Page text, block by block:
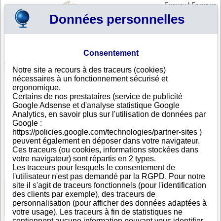
English|Français
Votre panier est vide
Soudan > Toutes villes >Khartoum
HI CLASS IMPORTS, Khartoum
FICHE ENTREPRISE
Dénomination HI CLASS IMPORTS
Adresse
New Extension, Flat 2, Plot 36 Street No. 15
Ville
Khartoum
Pays
Soudan
Type
d'adresse
Adresse unique
DUNS®
Number
36-------
Voir les informations disponibles
Données personnelles
Consentement
Notre site a recours à des traceurs (cookies)
nécessaires à un fonctionnement sécurisé et
ergonomique.
Certains de nos prestataires (service de publicité
Google Adsense et d'analyse statistique Google
Analytics, en savoir plus sur l'utilisation de données par
Google :
https://policies.google.com/technologies/partner-sites )
peuvent également en déposer dans votre navigateur.
Ces traceurs (ou cookies, informations stockées dans
votre navigateur) sont répartis en 2 types.
Les traceurs pour lesquels le consentement de
l'utilisateur n'est pas demandé par la RGPD. Pour notre
site il s'agit de traceurs fonctionnels (pour l'identification
des clients par exemple), des traceurs de
personnalisation (pour afficher des données adaptées à
votre usage). Les traceurs à fin de statistiques ne